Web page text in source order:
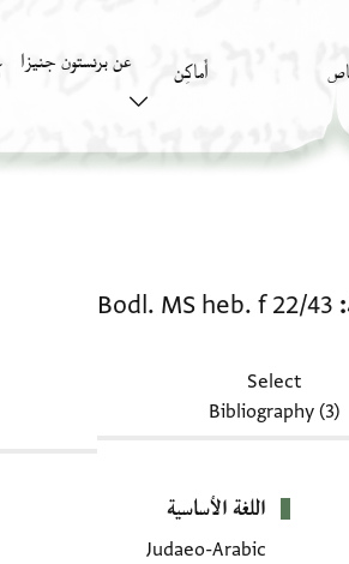
أَماكِن عن برنستون جنيزا
Bodl. MS heb. f 22/43
Select
Bibliography (3)
اللغة الأساسية
Judaeo-Arabic